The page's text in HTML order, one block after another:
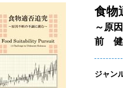
食物
～原
前 健
ジャン